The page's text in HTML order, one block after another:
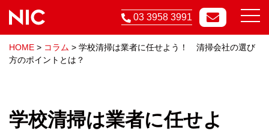
03 3958 3991
HOME > コラム > 学校清掃は業者に任せよう！ 清掃会社の選び
方のポイントとは？
学校清掃は業者に任せよ